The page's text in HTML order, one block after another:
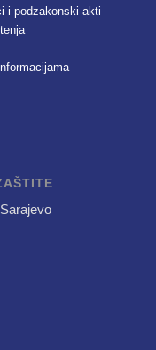
i podzakonski akti